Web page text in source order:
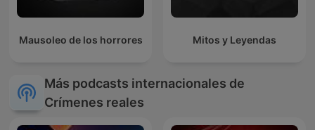
Mausoleo de los horrores Mitos y Leyendas
Más podcasts internacionales de
Crímenes reales